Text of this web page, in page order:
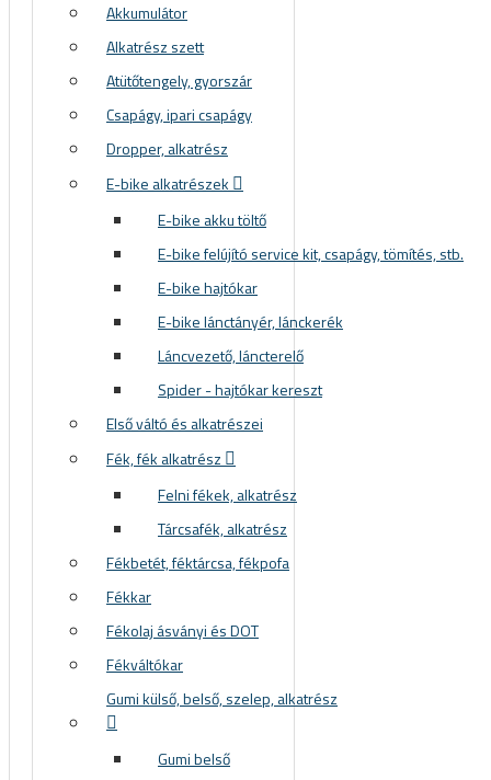
Akkumulátor
Alkatrész szett
Atütőtengely, gyorszár
Csapágy, ipari csapágy
Dropper, alkatrész
E-bike alkatrészek
E-bike akku töltő
E-bike felújító service kit, csapágy, tömítés, stb.
E-bike hajtókar
E-bike lánctányér, lánckerék
Láncvezető, láncterelő
Spider - hajtókar kereszt
Első váltó és alkatrészei
Fék, fék alkatrész
Felni fékek, alkatrész
Tárcsafék, alkatrész
Fékbetét, féktárcsa, fékpofa
Fékkar
Fékolaj ásványi és DOT
Fékváltókar
Gumi külső, belső, szelep, alkatrész
Gumi belső